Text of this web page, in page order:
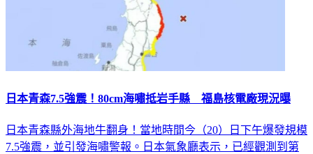
日本青森7.5強震！80cm海嘯抵岩手縣 福島核電廠現況曝
日本青森縣外海地牛翻身！當地時間今（20）日下午爆發規模
7.5強震，並引發海嘯警報。日本氣象廳表示，已經觀測到第